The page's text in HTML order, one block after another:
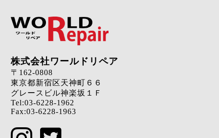
株式会社ワールドリペア
〒162-0808
東京都新宿区天神町６６
グレースビル神楽坂１Ｆ
Tel:03-6228-1962
Fax:03-6228-1963